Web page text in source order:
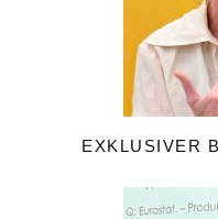
EXKLUSIVER